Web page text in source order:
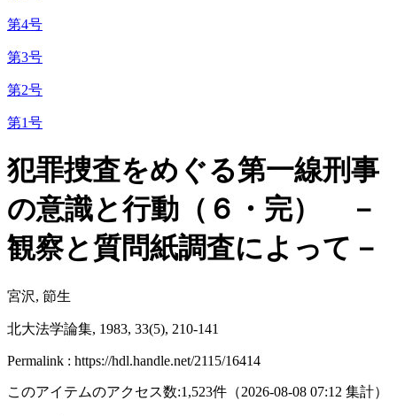
第4号
第3号
第2号
第1号
犯罪捜査をめぐる第一線刑事
の意識と行動（６・完） －
観察と質問紙調査によって－
宮沢, 節生
北大法学論集, 1983, 33(5), 210-141
Permalink : https://hdl.handle.net/2115/16414
このアイテムのアクセス数:1,523件 （2026-08-08 07:12 集計）